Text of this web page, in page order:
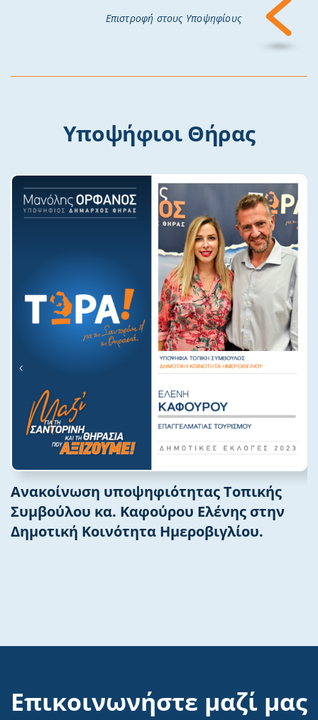
Επιστροφή στους Υποψηφίους
Υποψήφιοι Θήρας
Ανακοίνωση υποψηφιότητας Τοπικής
Συμβούλου κα. Καφούρου Ελένης στην
Δημοτική Κοινότητα Ημεροβιγλίου.
Επικοινωνήστε μαζί μας